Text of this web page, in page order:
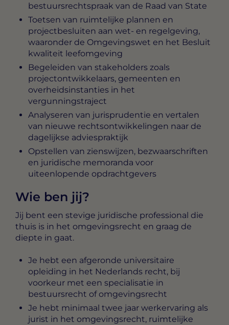
bestuursrechtspraak van de Raad van State
Toetsen van ruimtelijke plannen en
projectbesluiten aan wet- en regelgeving,
waaronder de Omgevingswet en het Besluit
kwaliteit leefomgeving
Begeleiden van stakeholders zoals
projectontwikkelaars, gemeenten en
overheidsinstanties in het
vergunningstraject
Analyseren van jurisprudentie en vertalen
van nieuwe rechtsontwikkelingen naar de
dagelijkse adviespraktijk
Opstellen van zienswijzen, bezwaarschriften
en juridische memoranda voor
uiteenlopende opdrachtgevers
Wie ben jij?
Jij bent een stevige juridische professional die
thuis is in het omgevingsrecht en graag de
diepte in gaat.
Je hebt een afgeronde universitaire
opleiding in het Nederlands recht, bij
voorkeur met een specialisatie in
bestuursrecht of omgevingsrecht
Je hebt minimaal twee jaar werkervaring als
jurist in het omgevingsrecht, ruimtelijke